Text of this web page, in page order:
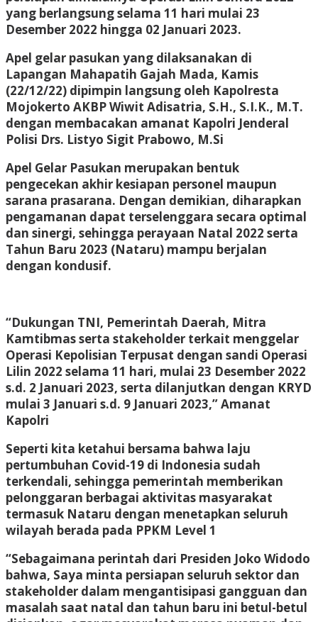
yang berlangsung selama 11 hari mulai 23
Desember 2022 hingga 02 Januari 2023.
Apel gelar pasukan yang dilaksanakan di
Lapangan Mahapatih Gajah Mada, Kamis
(22/12/22) dipimpin langsung oleh Kapolresta
Mojokerto AKBP Wiwit Adisatria, S.H., S.I.K., M.T.
dengan membacakan amanat Kapolri Jenderal
Polisi Drs. Listyo Sigit Prabowo, M.Si
Apel Gelar Pasukan merupakan bentuk
pengecekan akhir kesiapan personel maupun
sarana prasarana. Dengan demikian, diharapkan
pengamanan dapat terselenggara secara optimal
dan sinergi, sehingga perayaan Natal 2022 serta
Tahun Baru 2023 (Nataru) mampu berjalan
dengan kondusif.
“Dukungan TNI, Pemerintah Daerah, Mitra
Kamtibmas serta stakeholder terkait menggelar
Operasi Kepolisian Terpusat dengan sandi Operasi
Lilin 2022 selama 11 hari, mulai 23 Desember 2022
s.d. 2 Januari 2023, serta dilanjutkan dengan KRYD
mulai 3 Januari s.d. 9 Januari 2023,” Amanat
Kapolri
Seperti kita ketahui bersama bahwa laju
pertumbuhan Covid-19 di Indonesia sudah
terkendali, sehingga pemerintah memberikan
pelonggaran berbagai aktivitas masyarakat
termasuk Nataru dengan menetapkan seluruh
wilayah berada pada PPKM Level 1
“Sebagaimana perintah dari Presiden Joko Widodo
bahwa, Saya minta persiapan seluruh sektor dan
stakeholder dalam mengantisipasi gangguan dan
masalah saat natal dan tahun baru ini betul-betul